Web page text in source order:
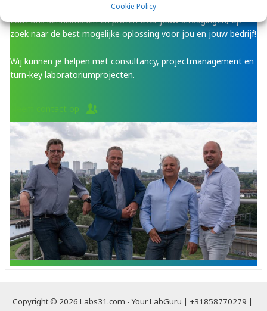
Cookie Policy
Hoe kunnen wij je helpen?
Laat ons kennismaken en praten over jouw uitdagingen, op
zoek naar de best mogelijke oplossing voor jou en jouw bedrijf!
Wij kunnen je helpen met consultancy, projectmanagement en
turn-key laboratoriumprojecten.
Neem contact op
Copyright © 2026 Labs31.com - Your LabGuru | +31858770279 |